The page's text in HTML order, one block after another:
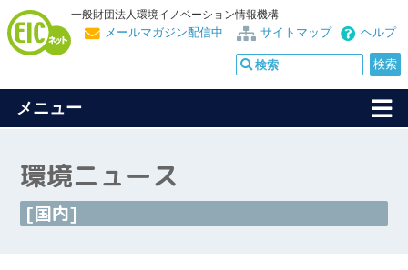
一般財団法人環境イノベーション情報機構
ヘルプ
サイトマップ
メールマガジン配信中
メニュー
環境ニュース
[国内]